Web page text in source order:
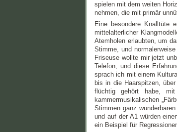
spielen mit dem weiten
nehmen, die mit primär
Eine besondere Knalltüte
mittelalterlicher
Atemholen erlaubten, um
Stimme, und
Friseuse wollte mir jetzt
Telefon, und diese
sprach ich mit einem
bis in die Haarspitzen,
flüchtig gehört habe,
kammermusikalischen
Stimmen ganz
und auf der A1 würden
ein Beispiel für